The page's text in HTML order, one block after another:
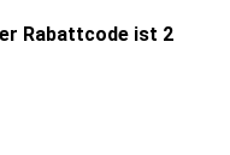
Rabattcode ist 2